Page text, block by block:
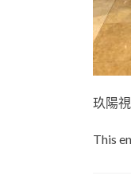
玖陽
This